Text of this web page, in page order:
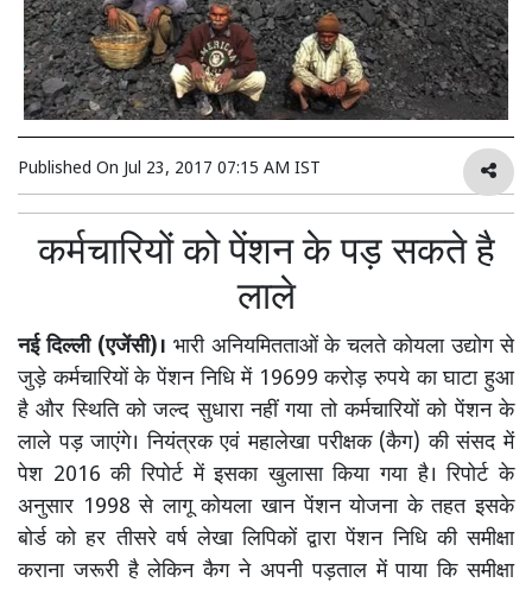
Published On Jul 23, 2017 07:15 AM IST
कर्मचारियों को पेंशन के पड़ सकते है
लाले
नई दिल्ली (एजेंसी)। भारी अनियमितताओं के चलते कोयला उद्योग से
जुड़े कर्मचारियों के पेंशन निधि में 19699 करोड़ रुपये का घाटा हुआ
है और स्थिति को जल्द सुधारा नहीं गया तो कर्मचारियों को पेंशन के
लाले पड़ जाएंगे। नियंत्रक एवं महालेखा परीक्षक (कैग) की संसद में
पेश 2016 की रिपोर्ट में इसका खुलासा किया गया है। रिपोर्ट के
अनुसार 1998 से लागू कोयला खान पेंशन योजना के तहत इसके
बोर्ड को हर तीसरे वर्ष लेखा लिपिकों द्वारा पेंशन निधि की समीक्षा
कराना जरूरी है लेकिन कैग ने अपनी पड़ताल में पाया कि समीक्षा